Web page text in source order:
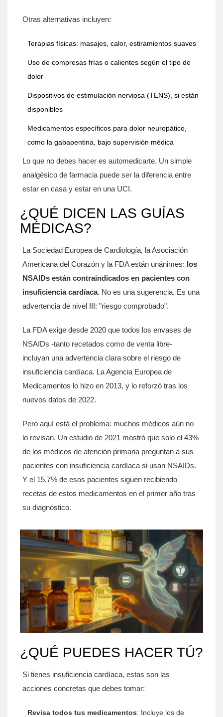
Otras alternativas incluyen:
Terapias físicas: masajes, calor, estiramientos suaves
Uso de compresas frías o calientes según el tipo de
dolor
Dispositivos de estimulación nerviosa (TENS), si están
disponibles
Medicamentos específicos para dolor neuropático,
como la gabapentina, bajo supervisión médica
Lo que no debes hacer es automedicarte. Un simple
analgésico de farmacia puede ser la diferencia entre
estar en casa y estar en una UCI.
¿QUÉ DICEN LAS GUÍAS
MÉDICAS?
La Sociedad Europea de Cardiología, la Asociación
Americana del Corazón y la FDA están unánimes: los
NSAIDs están contraindicados en pacientes con
insuficiencia cardíaca. No es una sugerencia. Es una
advertencia de nivel III: "riesgo comprobado".
La FDA exige desde 2020 que todos los envases de
NSAIDs -tanto recetados como de venta libre-
incluyan una advertencia clara sobre el riesgo de
insuficiencia cardíaca. La Agencia Europea de
Medicamentos lo hizo en 2013, y lo reforzó tras los
nuevos datos de 2022.
Pero aquí está el problema: muchos médicos aún no
lo revisan. Un estudio de 2021 mostró que solo el 43%
de los médicos de atención primaria preguntan a sus
pacientes con insuficiencia cardíaca si usan NSAIDs.
Y el 15,7% de esos pacientes siguen recibiendo
recetas de estos medicamentos en el primer año tras
su diagnóstico.
¿QUÉ PUEDES HACER TÚ?
Si tienes insuficiencia cardíaca, estas son las
acciones concretas que debes tomar:
Revisa todos tus medicamentos: Incluye los de